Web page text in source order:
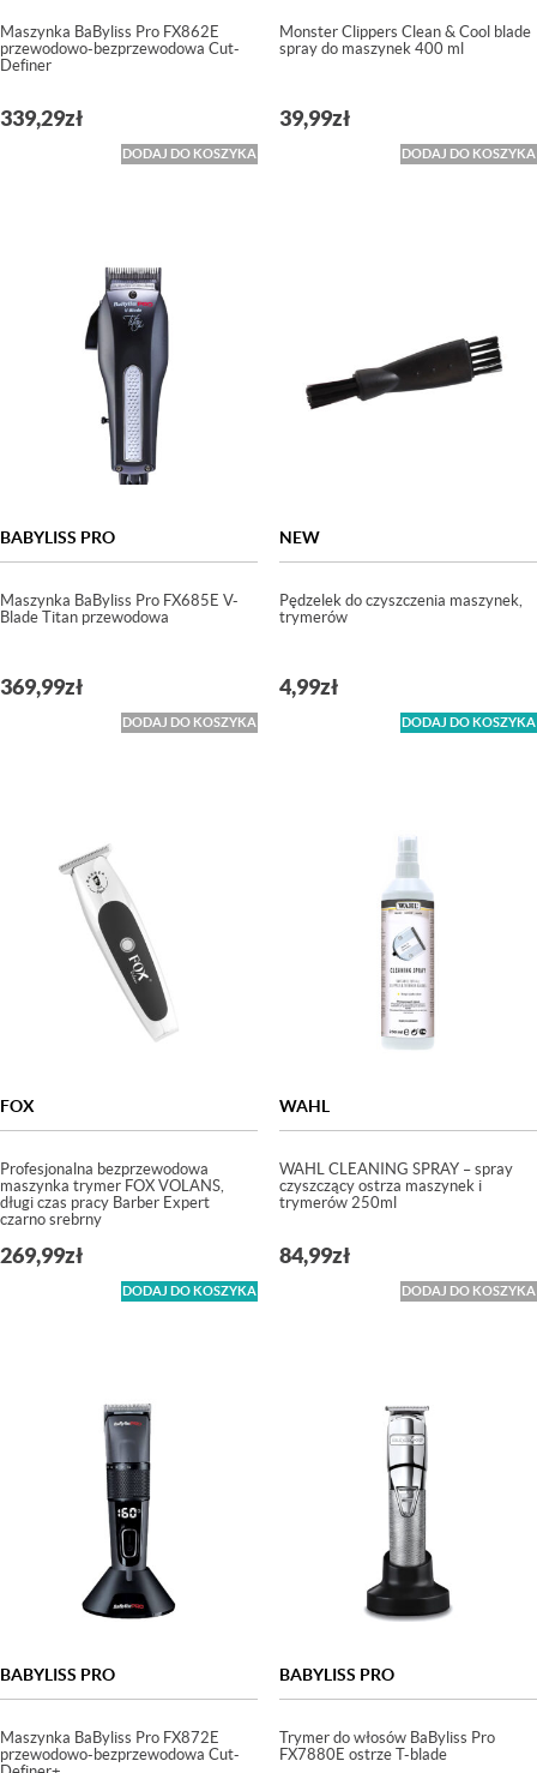
Maszynka BaByliss Pro FX862E
przewodowo-bezprzewodowa Cut-
Definer
339,29zł
DODAJ DO KOSZYKA
Monster Clippers Clean & Cool blade
spray do maszynek 400 ml
39,99zł
DODAJ DO KOSZYKA
BABYLISS PRO
Maszynka BaByliss Pro FX685E V-
Blade Titan przewodowa
369,99zł
DODAJ DO KOSZYKA
NEW
Pędzelek do czyszczenia maszynek,
trymerów
4,99zł
DODAJ DO KOSZYKA
FOX
Profesjonalna bezprzewodowa
maszynka trymer FOX VOLANS,
długi czas pracy Barber Expert
czarno srebrny
269,99zł
DODAJ DO KOSZYKA
WAHL
WAHL CLEANING SPRAY – spray
czyszczący ostrza maszynek i
trymerów 250ml
84,99zł
DODAJ DO KOSZYKA
BABYLISS PRO
Maszynka BaByliss Pro FX872E
przewodowo-bezprzewodowa Cut-
BABYLISS PRO
Trymer do włosów BaByliss Pro
FX7880E ostrze T-blade